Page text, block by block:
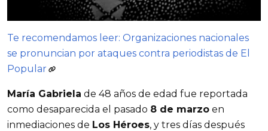
Te recomendamos leer: Organizaciones nacionales
se pronuncian por ataques contra periodistas de El
Popular
María Gabriela de 48 años de edad fue reportada
como desaparecida el pasado 8 de marzo en
inmediaciones de Los Héroes, y tres días después